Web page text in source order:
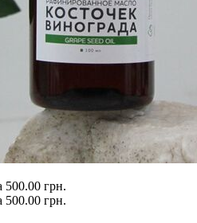
500.00 грн.
500.00 грн.